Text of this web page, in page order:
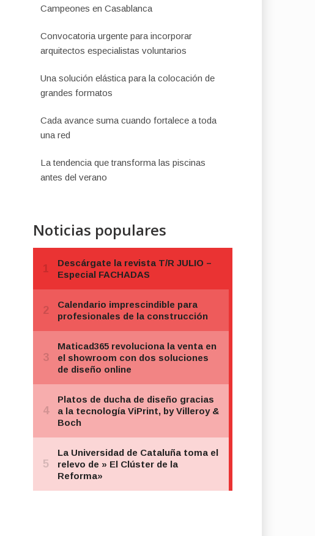
Campeones en Casablanca
Convocatoria urgente para incorporar
arquitectos especialistas voluntarios
Una solución elástica para la colocación de
grandes formatos
Cada avance suma cuando fortalece a toda
una red
La tendencia que transforma las piscinas
antes del verano
Noticias populares